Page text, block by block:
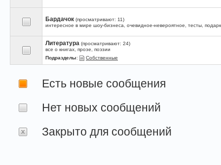
Бардачок (просматривают: 11)
интересное в мире шоу-бизнеса, очевидное-невероятное, тесты,
Литература (просматривают: 24)
все о книгах, прозе, поэзии
Подразделы: Собственные
Есть новые сообщения
Нет новых сообщений
Закрыто для сообщений